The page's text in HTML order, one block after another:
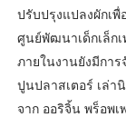
ปรับปรุงแปลงผักเ
ศูนย์พัฒนาเด็กเล็ก
ภายในงานยังมีกา
ปูนปลาสเตอร์ เล่
จาก ออริจิ้น พร็อพ